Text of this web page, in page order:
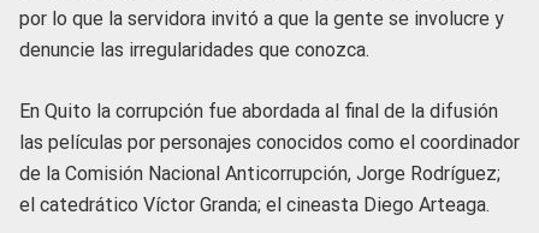
por lo que la servidora invitó a que la gente se involucre y
denuncie las irregularidades que conozca.
En Quito la corrupción fue abordada al final de la difusión
las películas por personajes conocidos como el coordinador
de la Comisión Nacional Anticorrupción, Jorge Rodríguez;
el catedrático Víctor Granda; el cineasta Diego Arteaga.